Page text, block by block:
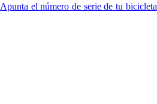
Apunta el número de serie de tu bicicleta